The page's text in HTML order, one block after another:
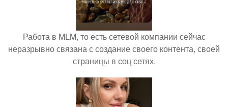
Работа в MLM, то есть сетевой компании сейчас
неразрывно связана с создание своего контента, своей
страницы в соц сетях.